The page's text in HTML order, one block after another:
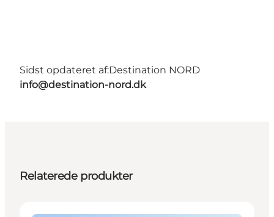
Sidst opdateret af:Destination NORD
info@destination-nord.dk
Relaterede produkter